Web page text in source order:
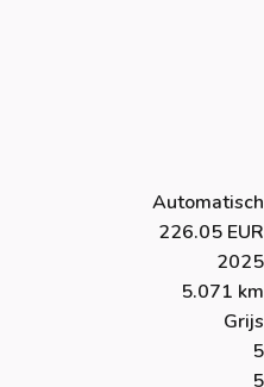
Automatisch
226.05 EUR
2025
5.071 km
Grijs
5
5